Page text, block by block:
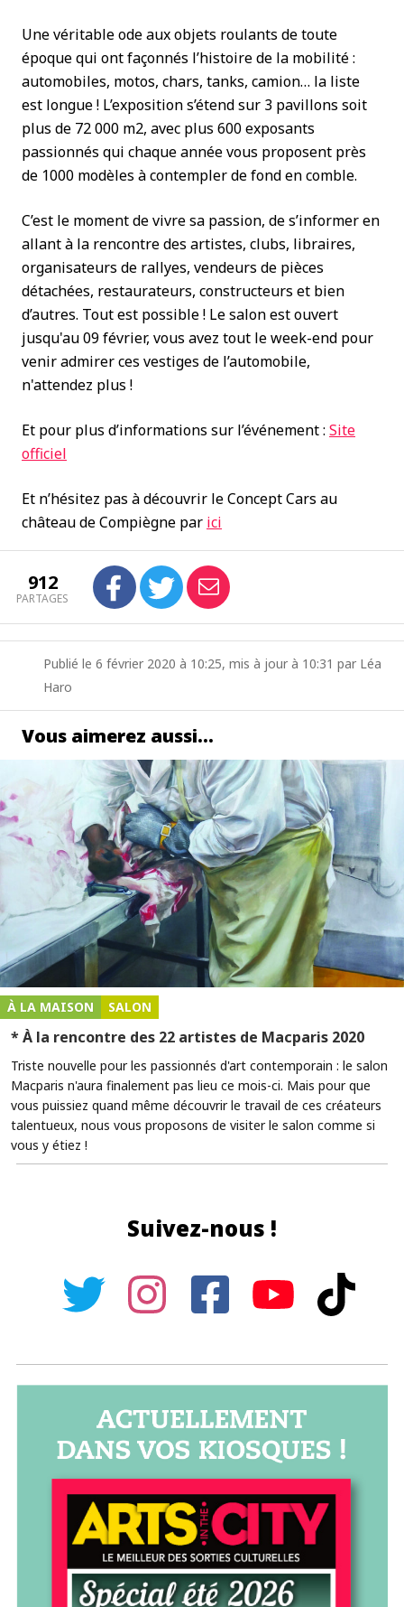
Une véritable ode aux objets roulants de toute
époque qui ont façonnés l’histoire de la mobilité :
automobiles, motos, chars, tanks, camion… la liste
est longue ! L’exposition s’étend sur 3 pavillons soit
plus de 72 000 m2, avec plus 600 exposants
passionnés qui chaque année vous proposent près
de 1000 modèles à contempler de fond en comble.
C’est le moment de vivre sa passion, de s’informer en
allant à la rencontre des artistes, clubs, libraires,
organisateurs de rallyes, vendeurs de pièces
détachées, restaurateurs, constructeurs et bien
d’autres. Tout est possible ! Le salon est ouvert
jusqu'au 09 février, vous avez tout le week-end pour
venir admirer ces vestiges de l’automobile,
n'attendez plus !
Et pour plus d’informations sur l’événement : Site
officiel
Et n’hésitez pas à découvrir le Concept Cars au
château de Compiègne par ici
912
PARTAGES
Publié le 6 février 2020 à 10:25, mis à jour à 10:31 par Léa
Haro
Vous aimerez aussi…
À LA MAISON SALON
* À la rencontre des 22 artistes de Macparis 2020
Triste nouvelle pour les passionnés d'art contemporain : le salon
Macparis n'aura finalement pas lieu ce mois-ci. Mais pour que
vous puissiez quand même découvrir le travail de ces créateurs
talentueux, nous vous proposons de visiter le salon comme si
vous y étiez !
Suivez-nous !